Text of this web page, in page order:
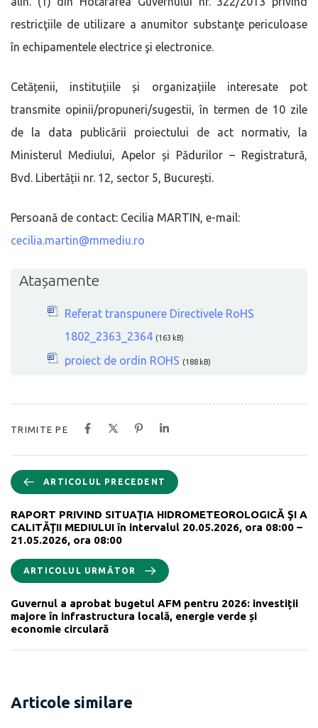
restricţiile de utilizare a anumitor substanţe periculoase
în echipamentele electrice şi electronice.
Cetățenii, instituțiile și organizațiile interesate pot
transmite opinii/propuneri/sugestii, în termen de 10 zile
de la data publicării proiectului de act normativ, la
Ministerul Mediului, Apelor și Pădurilor – Registratură,
Bvd. Libertății nr. 12, sector 5, București.
Persoană de contact: Cecilia MARTIN, e-mail:
cecilia.martin@mmediu.ro
Atașamente
Referat transpunere Directivele RoHS
1802_2363_2364 (163 kB)
proiect de ordin ROHS (188 kB)
TRIMITE PE
ARTICOLUL PRECEDENT
RAPORT PRIVIND SITUAŢIA HIDROMETEOROLOGICĂ ŞI A
CALITĂŢII MEDIULUI în intervalul 20.05.2026, ora 08:00 –
21.05.2026, ora 08:00
ARTICOLUL URMĂTOR
Guvernul a aprobat bugetul AFM pentru 2026: investiții
majore în infrastructura locală, energie verde și
economie circulară
Articole similare